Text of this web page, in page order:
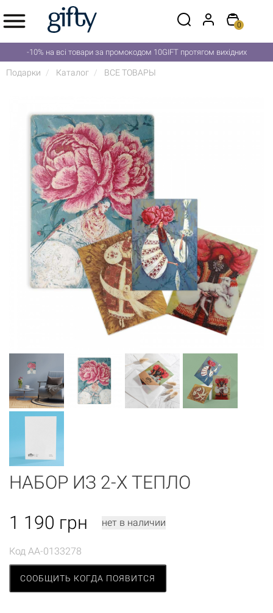
0
-10% на всі товари за промокодом 10GIFT протягом вихідних
Подарки Каталог ВСЕ ТОВАРЫ
НАБОР ИЗ 2-Х ТЕПЛО
1 190 грн нет в наличии
Код AA-0133278
СООБЩИТЬ КОГДА ПОЯВИТСЯ